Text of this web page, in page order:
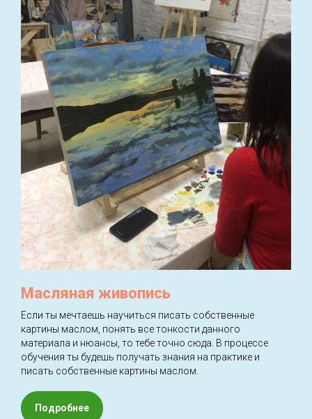
Масляная живопись
Если ты мечтаешь научиться писать собственные
картины маслом, понять все тонкости данного
материала и нюансы, то тебе точно сюда. В процессе
обучения ты будешь получать знания на практике и
писать собственные картины маслом.
Подробнее